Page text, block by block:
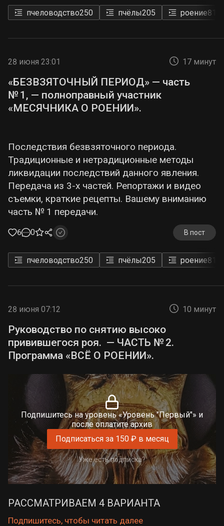
пчеловодство250 пчёлы205 роение81
28 июня 23:01 17 минут
«БЕЗВЗЯТОЧНЫЙ ПЕРИОД» — часть
№ 1, — полноправный участник
«МЕСЯЧНИКА О РОЕНИИ».
Последствия безвзяточного периода.
Традиционные и нетрадиционные методы
ликвидации последствий данного явления.
Передача из 3-х частей. Репортажи и видео
съемки, краткие рецепты. Вашему вниманию
часть № 1 передачи.
6 0 В пост
пчеловодство250 пчёлы205 роение81
28 июня 07:12 10 минут
Руководство по снятию высоко
привившегося роя. — ЧАСТЬ № 2.
Программа «ВСЁ О РОЕНИИ».
Подпишитесь на уровень «Уровень "Первый"» и
после оплатите архив
Подписаться за 150 ₽ в месяц
Уже есть подписка?
РАССМАТРИВАЕМ 4 ВАРИАНТА
Подпишитесь, чтобы читать далее